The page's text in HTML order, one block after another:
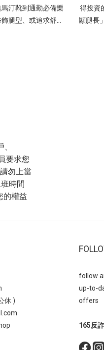
汀靴到通勤必備樂
腿型、或追求舒適
腿」和「防水台厚
覺上的顯瘦與增高
馭多種秋冬風格的
公分採用「前高後
後能貼合腿型，視
纖細、俐落修飾身
」不僅提供良好的
鞋款增添時髦個性
拉鍊」設計，讓穿
的時髦百搭單品。
雙靴子集美觀、功
冬時髦穿搭不可或
短靴 率性方頭粗中
的特點：帶有強烈
能輕鬆營造出優雅
得投資
顯腿長
秘密武
靴（包
腿的神
腿部線
合搭配
長靴
要求您
勿上當
時間
的權益
休 )
follow
up-to-
offers
165反